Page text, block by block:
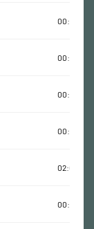
00:46:05
00:50:37
00:03:06
00:35:03
02:04:19
00:46:50